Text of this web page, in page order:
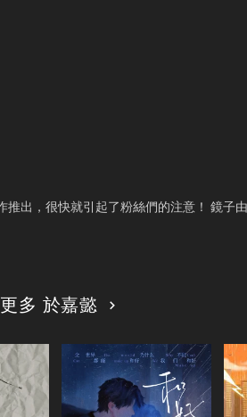
推出，很快就引起了粉絲們的注意！ 鏡子
更多 於嘉懿